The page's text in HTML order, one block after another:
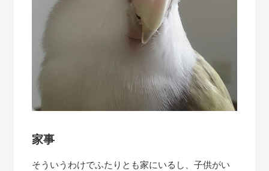
家事
そういうわけでふたりとも家にいるし、子供がい